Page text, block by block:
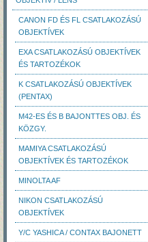
CANON FD ÉS FL CSATLAKOZÁSÚ
OBJEKTÍVEK
EXA CSATLAKOZÁSÚ OBJEKTÍVEK
ÉS TARTOZÉKOK
K CSATLAKOZÁSÚ OBJEKTÍVEK
(PENTAX)
M42-ES ÉS B BAJONTTES OBJ. ÉS
KÖZGY.
MAMIYA CSATLAKOZÁSÚ
OBJEKTÍVEK ÉS TARTOZÉKOK
MINOLTA AF
NIKON CSATLAKOZÁSÚ
OBJEKTÍVEK
Y/C YASHICA / CONTAX BAJONETT